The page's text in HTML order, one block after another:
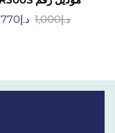
د.إ1,000 د.إ770